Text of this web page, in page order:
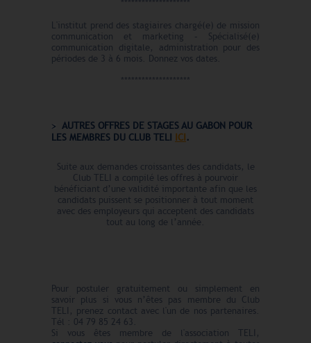
L'institut prend des stagiaires chargé(e) de mission
communication et marketing – Spécialisé(e)
communication digitale, administration pour des
périodes de 3 à 6 mois. Donnez vos dates.
AUTRES OFFRES DE STAGES AU GABON POUR
LES MEMBRES DU CLUB TELI ICI.
Suite aux demandes croissantes des candidats, le
Club TELI a compilé les offres à pourvoir
bénéficiant d’une validité importante afin que les
candidats puissent se positionner à tout moment
avec des employeurs qui acceptent des candidats
tout au long de l’année.
Pour postuler gratuitement ou simplement en
savoir plus si vous n’êtes pas membre du Club
TELI, prenez contact avec l'un de nos partenaires.
Tél : 04 79 85 24 63.
Si vous êtes membre de l'association TELI,